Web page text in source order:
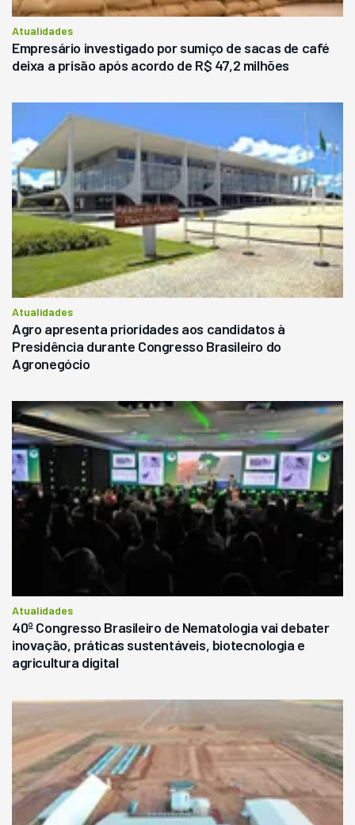
Atualidades
Empresário investigado por sumiço de sacas de café
deixa a prisão após acordo de R$ 47,2 milhões
Atualidades
Agro apresenta prioridades aos candidatos à
Presidência durante Congresso Brasileiro do
Agronegócio
Atualidades
40º Congresso Brasileiro de Nematologia vai debater
inovação, práticas sustentáveis, biotecnologia e
agricultura digital